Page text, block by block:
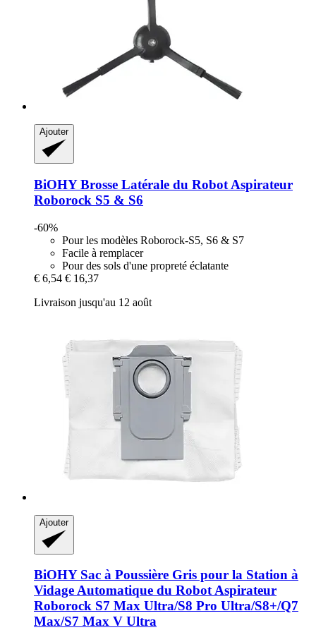
Ajouter
BiOHYBrosse Latérale du Robot Aspirateur
Roborock S5 & S6
-60%
Pour les modèles Roborock-S5, S6 & S7
Facile à remplacer
Pour des sols d'une propreté éclatante
€ 6,54 € 16,37
Livraison jusqu'au 12 août
Ajouter
BiOHYSac à Poussière Gris pour la Station à
Vidage Automatique du Robot Aspirateur
Roborock S7 Max Ultra/S8 Pro Ultra/S8+/Q7
Max/S7 Max V Ultra